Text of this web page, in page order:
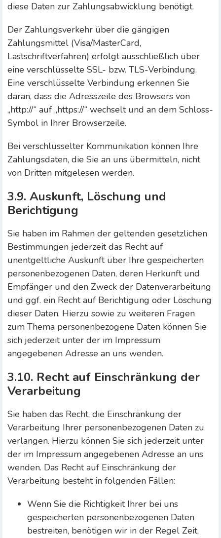
diese Daten zur Zahlungsabwicklung benötigt.
Der Zahlungsverkehr über die gängigen
Zahlungsmittel (Visa/MasterCard,
Lastschriftverfahren) erfolgt ausschließlich über
eine verschlüsselte SSL- bzw. TLS-Verbindung.
Eine verschlüsselte Verbindung erkennen Sie
daran, dass die Adresszeile des Browsers von
„http://“ auf „https://“ wechselt und an dem Schloss-
Symbol in Ihrer Browserzeile.
Bei verschlüsselter Kommunikation können Ihre
Zahlungsdaten, die Sie an uns übermitteln, nicht
von Dritten mitgelesen werden.
3.9. Auskunft, Löschung und
Berichtigung
Sie haben im Rahmen der geltenden gesetzlichen
Bestimmungen jederzeit das Recht auf
unentgeltliche Auskunft über Ihre gespeicherten
personenbezogenen Daten, deren Herkunft und
Empfänger und den Zweck der Datenverarbeitung
und ggf. ein Recht auf Berichtigung oder Löschung
dieser Daten. Hierzu sowie zu weiteren Fragen
zum Thema personenbezogene Daten können Sie
sich jederzeit unter der im Impressum
angegebenen Adresse an uns wenden.
3.10. Recht auf Einschränkung der
Verarbeitung
Sie haben das Recht, die Einschränkung der
Verarbeitung Ihrer personenbezogenen Daten zu
verlangen. Hierzu können Sie sich jederzeit unter
der im Impressum angegebenen Adresse an uns
wenden. Das Recht auf Einschränkung der
Verarbeitung besteht in folgenden Fällen:
Wenn Sie die Richtigkeit Ihrer bei uns
gespeicherten personenbezogenen Daten
bestreiten, benötigen wir in der Regel Zeit,